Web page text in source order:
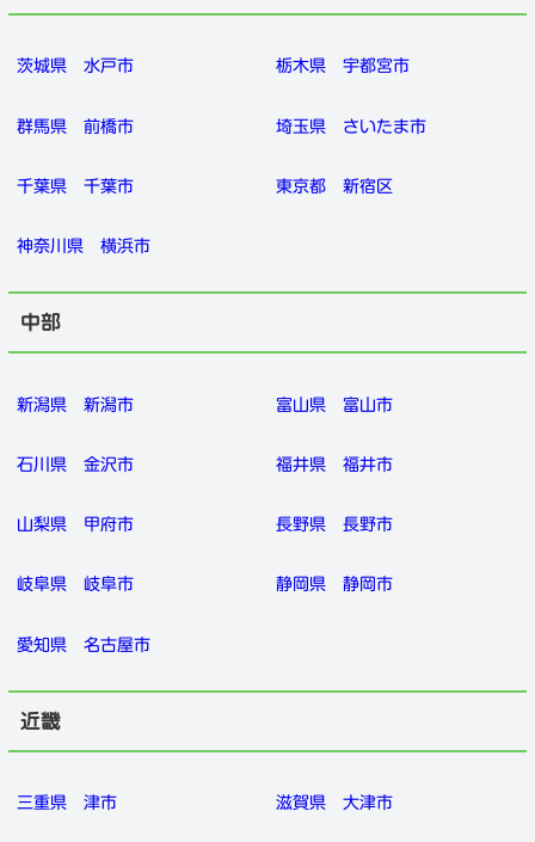
茨城県 水戸市 栃木県 宇都宮市
群馬県 前橋市 埼玉県 さいたま市
千葉県 千葉市 東京都 新宿区
神奈川県 横浜市
中部
新潟県 新潟市 富山県 富山市
石川県 金沢市 福井県 福井市
山梨県 甲府市 長野県 長野市
岐阜県 岐阜市 静岡県 静岡市
愛知県 名古屋市
近畿
三重県 津市 滋賀県 大津市